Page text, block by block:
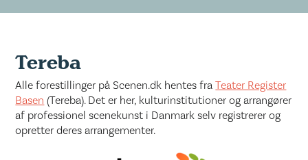
Tereba
Alle forestillinger på Scenen.dk hentes fraTeater Register
Basen (Tereba). Det er her, kulturinstitutioner og arrangører
af professionel scenekunst i Danmark selv registrerer og
opretter deres arrangementer.